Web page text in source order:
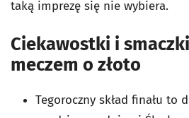
taką imprezę się nie wybiera.
Ciekawostki i
meczem o złoto
Tegoroczny skład finału to